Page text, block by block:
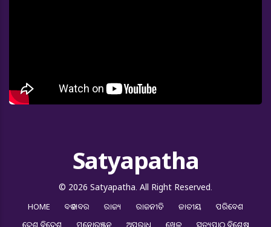
Satyapatha
© 2026 Satyapatha. All Right Reserved.
HOME ବଡ ଖବର ରାଜ୍ୟ ରାଜନୀତି ଜାତୀୟ
ପରିବେଶ
ଦେଶ ବିଦେଶ
ମନୋରଞ୍ଜନ ଅପରାଧ ଖେଳ ସତ୍ୟପାଠ ବିଶେଷ